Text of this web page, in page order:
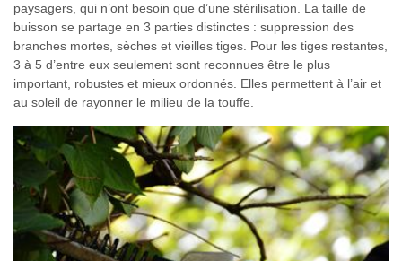
paysagers, qui n’ont besoin que d’une stérilisation. La taille de
buisson se partage en 3 parties distinctes : suppression des
branches mortes, sèches et vieilles tiges. Pour les tiges restantes,
3 à 5 d’entre eux seulement sont reconnues être le plus
important, robustes et mieux ordonnés. Elles permettent à l’air et
au soleil de rayonner le milieu de la touffe.